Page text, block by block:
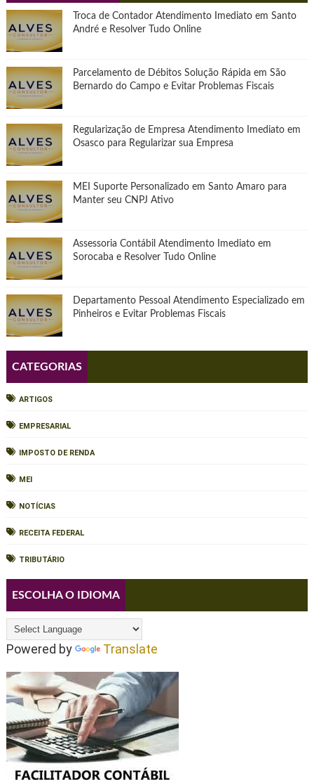
Troca de Contador Atendimento Imediato em Santo
André e Resolver Tudo Online
Parcelamento de Débitos Solução Rápida em São
Bernardo do Campo e Evitar Problemas Fiscais
Regularização de Empresa Atendimento Imediato em
Osasco para Regularizar sua Empresa
MEI Suporte Personalizado em Santo Amaro para
Manter seu CNPJ Ativo
Assessoria Contábil Atendimento Imediato em
Sorocaba e Resolver Tudo Online
Departamento Pessoal Atendimento Especializado em
Pinheiros e Evitar Problemas Fiscais
CATEGORIAS
ARTIGOS
EMPRESARIAL
IMPOSTO DE RENDA
MEI
NOTÍCIAS
RECEITA FEDERAL
TRIBUTÁRIO
ESCOLHA O IDIOMA
Powered by Translate